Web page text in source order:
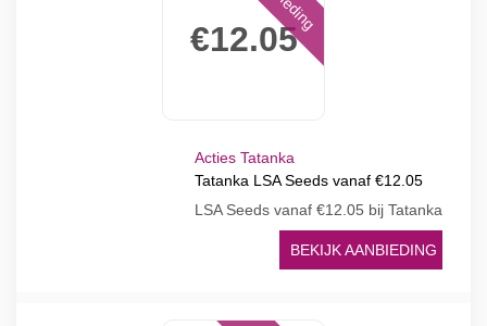
€12.05
Acties Tatanka
Tatanka LSA Seeds vanaf €12.05
LSA Seeds vanaf €12.05 bij Tatanka
BEKIJK AANBIEDING